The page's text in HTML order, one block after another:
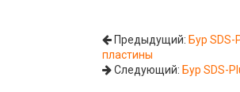
Предыдущий: Бур
пластины
Следующий: Бур SDS-